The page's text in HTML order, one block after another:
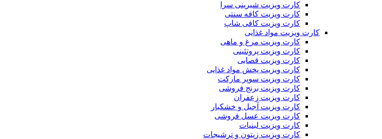
کارت ویزیت شیرینی سرا
کارت ویزیت کافه سنتی
کارت ویزیت کافی شاپ
کارت ویزیت مواد غذایی
کارت ویزیت مرغ و ماهی
کارت ویزیت پروتئینی
کارت ویزیت قصابی
کارت ویزیت پخش مواد غذایی
کارت ویزیت سوپر مارکت
کارت ویزیت برنج فروشی
کارت ویزیت زعفران
کارت ویزیت آجیل و خشکبار
کارت ویزیت عسل فروشی
کارت ویزیت لبنیات
کارت ویزیت زیتون و ترشیجات